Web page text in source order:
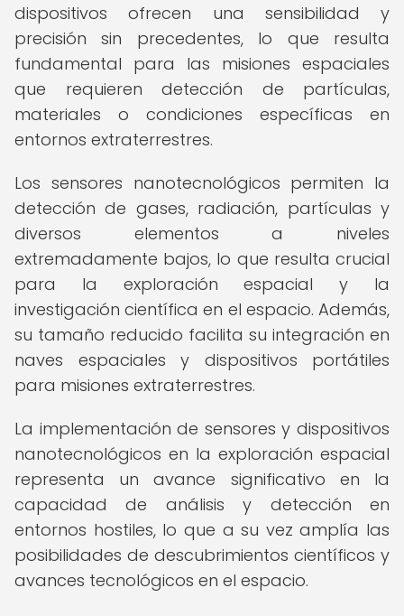
dispositivos ofrecen una sensibilidad y
precisión sin precedentes, lo que resulta
fundamental para las misiones espaciales
que requieren detección de partículas,
materiales o condiciones específicas en
entornos extraterrestres.
Los sensores nanotecnológicos permiten la
detección de gases, radiación, partículas y
diversos elementos a niveles
extremadamente bajos, lo que resulta crucial
para la exploración espacial y la
investigación científica en el espacio. Además,
su tamaño reducido facilita su integración en
naves espaciales y dispositivos portátiles
para misiones extraterrestres.
La implementación de sensores y dispositivos
nanotecnológicos en la exploración espacial
representa un avance significativo en la
capacidad de análisis y detección en
entornos hostiles, lo que a su vez amplía las
posibilidades de descubrimientos científicos y
avances tecnológicos en el espacio.